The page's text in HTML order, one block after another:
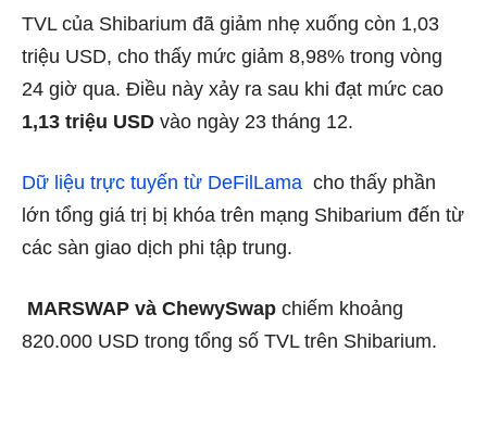
TVL của Shibarium đã giảm nhẹ xuống còn 1,03
triệu USD, cho thấy mức giảm 8,98% trong vòng
24 giờ qua. Điều này xảy ra sau khi đạt mức cao
1,13 triệu USD vào ngày 23 tháng 12.
Dữ liệu trực tuyến từ DeFilLama cho thấy phần
lớn tổng giá trị bị khóa trên mạng Shibarium đến từ
các sàn giao dịch phi tập trung.
MARSWAP và ChewySwap chiếm khoảng
820.000 USD trong tổng số TVL trên Shibarium.